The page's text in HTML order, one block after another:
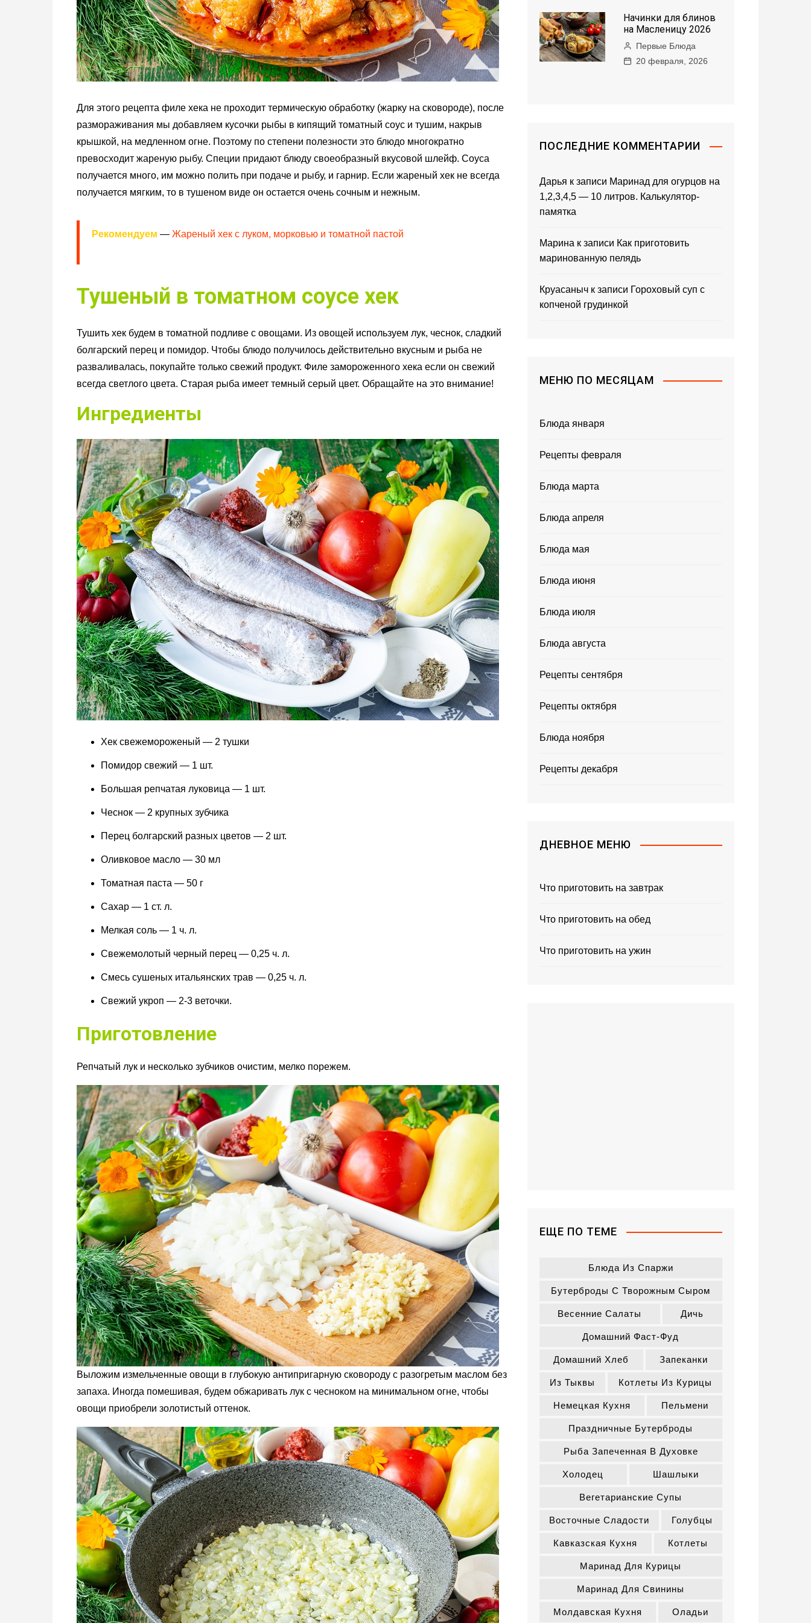
Для этого рецепта филе хека не проходит термическую обработку (жарку на сковороде), после
размораживания мы добавляем кусочки рыбы в кипящий томатный соус и тушим, накрыв
крышкой, на медленном огне. Поэтому по степени полезности это блюдо многократно
превосходит жареную рыбу. Специи придают блюду своеобразный вкусовой шлейф. Соуса
получается много, им можно полить при подаче и рыбу, и гарнир. Если жареный хек не всегда
получается мягким, то в тушеном виде он остается очень сочным и нежным.
Рекомендуем — Жареный хек с луком, морковью и томатной пастой
Тушеный в томатном соусе хек
Тушить хек будем в томатной подливе с овощами. Из овощей используем лук, чеснок, сладкий
болгарский перец и помидор. Чтобы блюдо получилось действительно вкусным и рыба не
разваливалась, покупайте только свежий продукт. Филе замороженного хека если он свежий
всегда светлого цвета. Старая рыба имеет темный серый цвет. Обращайте на это внимание!
Ингредиенты
Хек свежемороженый — 2 тушки
Помидор свежий — 1 шт.
Большая репчатая луковица — 1 шт.
Чеснок — 2 крупных зубчика
Перец болгарский разных цветов — 2 шт.
Оливковое масло — 30 мл
Томатная паста — 50 г
Сахар — 1 ст. л.
Мелкая соль — 1 ч. л.
Свежемолотый черный перец — 0,25 ч. л.
Смесь сушеных итальянских трав — 0,25 ч. л.
Свежий укроп — 2-3 веточки.
Приготовление
Репчатый лук и несколько зубчиков очистим, мелко порежем.
Выложим измельченные овощи в глубокую антипригарную сковороду с разогретым маслом без
запаха. Иногда помешивая, будем обжаривать лук с чесноком на минимальном огне, чтобы
овощи приобрели золотистый оттенок.
Начинки для блинов
на Масленицу 2026
Первые Блюда
20 февраля, 2026
ПОСЛЕДНИЕ КОММЕНТАРИИ
Дарья к записи Маринад для огурцов на
1,2,3,4,5 — 10 литров. Калькулятор-
памятка
Марина к записи Как приготовить
маринованную пелядь
Круасанычк записи Гороховый суп с
копченой грудинкой
МЕНЮ ПО МЕСЯЦАМ
Блюда января
Рецепты февраля
Блюда марта
Блюда апреля
Блюда мая
Блюда июня
Блюда июля
Блюда августа
Рецепты сентября
Рецепты октября
Блюда ноября
Рецепты декабря
ДНЕВНОЕ МЕНЮ
Что приготовить на завтрак
Что приготовить на обед
Что приготовить на ужин
ЕЩЕ ПО ТЕМЕ
Блюда Из Спаржи
Бутерброды С Творожным Сыром
Весенние Салаты Дичь
Домашний Фаст-Фуд
Домашний Хлеб Запеканки
Из Тыквы Котлеты Из Курицы
Немецкая Кухня Пельмени
Праздничные Бутерброды
Рыба Запеченная В Духовке
Холодец Шашлыки
Вегетарианские Супы
Восточные Сладости Голубцы
Кавказская Кухня Котлеты
Маринад Для Курицы
Маринад Для Свинины
Молдавская Кухня Оладьи